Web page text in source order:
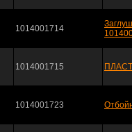
1014001714
1014001715
1014001723